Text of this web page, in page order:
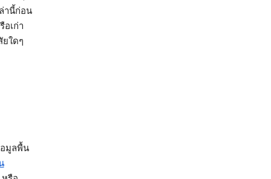
านี้ก่อน
เก่า
ใดๆ
อมูลพื้น